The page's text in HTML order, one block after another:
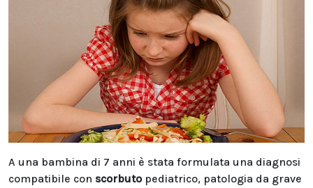
A una bambina di 7 anni è stata formulata una diagnosi
compatibile con scorbuto pediatrico, patologia da grave